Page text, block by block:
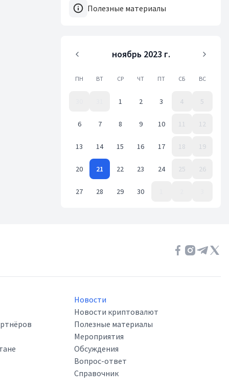
Полезные материалы
ноябрь 2023 г.
ПН ВТ СР ЧТ ПТ СБ ВС
1 2 3 4 5
6 7 8 9 10 11 12
13 14 15 16 17 18 19
20 21 22 23 24 25 26
27 28 29 30
Новости
Новости криптовалют
Полезные материалы
Мероприятия
Обсуждения
Вопрос-ответ
Справочник